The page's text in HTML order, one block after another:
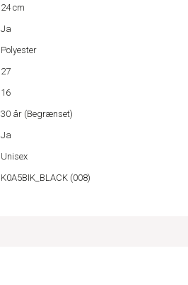
24 cm
Ja
Polyester
27
16
30 år (Begrænset)
Ja
Unisex
K0A5BIK_BLACK (008)